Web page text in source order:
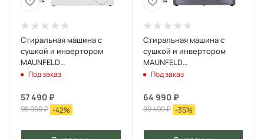
Стиральная машина c
сушкой и инвертором
MAUNFELD
MFWD14106WH03 Белый
Под заказ
57 490 ₽
98 990₽ -42%
Стиральная машина c
сушкой и инвертором
MAUNFELD
MFWD14106SB03 Черная
Под заказ
64 990₽
99 490₽ -35%